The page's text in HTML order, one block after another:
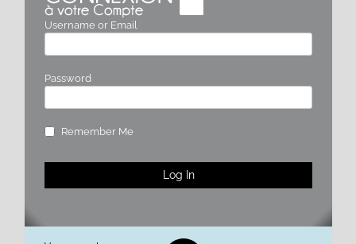
Username or Email
Password
Remember Me